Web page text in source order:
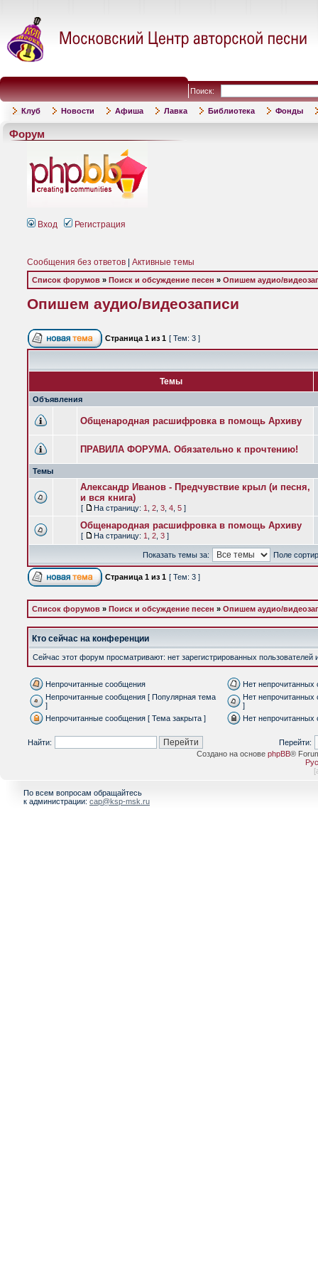
Поиск:
Клуб Новости Афиша Лавка Библиотека Фонды
Форум
Вход Регистрация
Сообщения без ответов Активные темы
Список форумов » Поиск и обсуждение песен » Опишем аудио/
Опишем аудио/видеозаписи
Страница 1 из 1 [ Тем: 3 ]
Темы
Объявления
Общенародная расшифровка в помощь Архиву
ПРАВИЛА ФОРУМА. Обязательно к прочтению!
Темы
Александр Иванов - Предчувствие крыл (и песня,
и вся книга)
[ На страницу: 1 2 3 4 5 ]
Общенародная расшифровка в помощь Архиву
[ На страницу: 1 2 3 ]
Показать темы за: Поле
Страница 1 из 1 [ Тем: 3 ]
Список форумов » Поиск и обсуждение песен » Опишем аудио/
Кто сейчас на конференции
Сейчас этот форум просматривают: нет зарегистрированных пользователей
Непрочитанные сообщения
Нет непрочитанных
Непрочитанные сообщения [ Популярная тема
]
Нет
]
Непрочитанные сообщения [ Тема закрыта ]
Нет непрочитанных
Найти:
Перейти:
Создано на основе phpBB®
[
По всем вопросам обращайтесь
к администрации: cap@ksp-msk.ru